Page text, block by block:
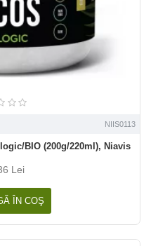
NIIS0113
BIO (200g/220ml), Niavis
Lei
ÎN COŞ